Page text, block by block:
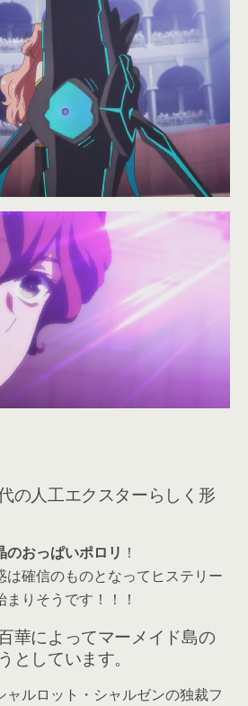
の人工エクスターらしく形
のおっぱいポロリ ！
は確信のものとなってヒステリー
りそうです！！！
華によってマーメイド島の
としています。
ャルロット・シャルゼンの独裁フ